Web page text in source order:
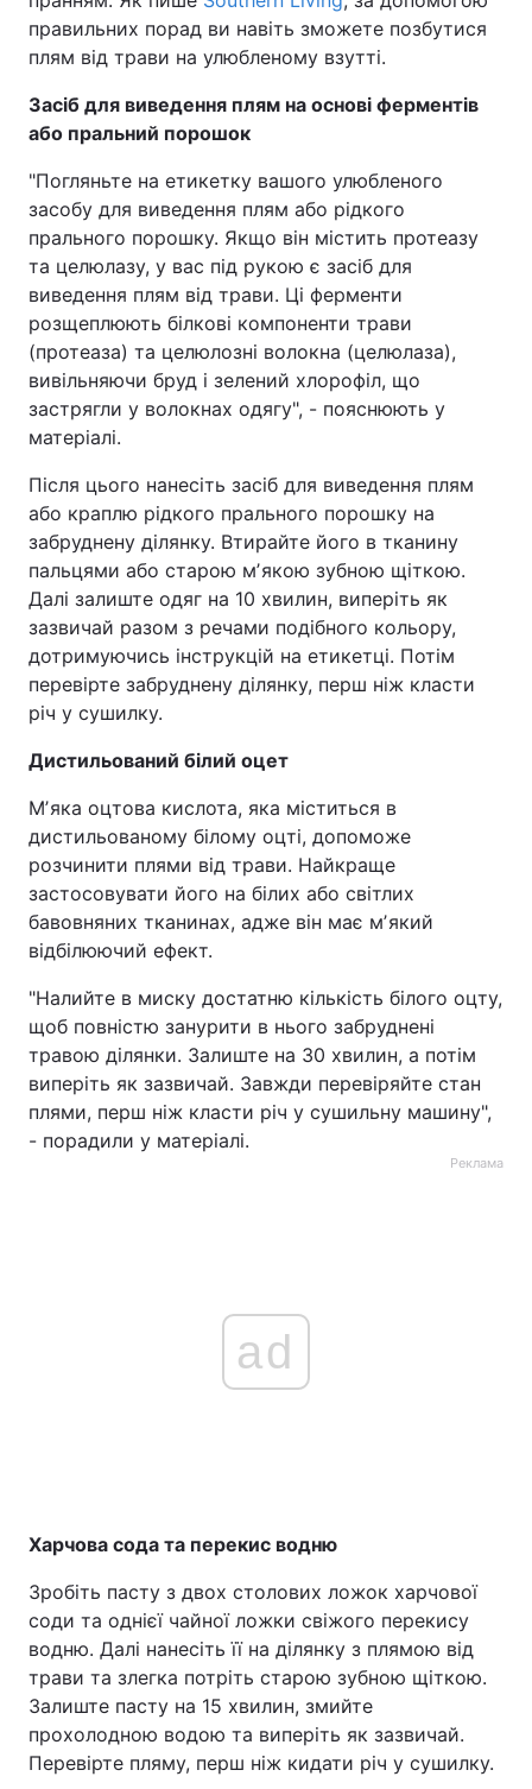
правильних порад ви навіть зможете позбутися
плям від трави на улюбленому взутті.
Засіб для виведення плям на основі ферментів
або пральний порошок
"Погляньте на етикетку вашого улюбленого
засобу для виведення плям або рідкого
прального порошку. Якщо він містить протеазу
та целюлазу, у вас під рукою є засіб для
виведення плям від трави. Ці ферменти
розщеплюють білкові компоненти трави
(протеаза) та целюлозні волокна (целюлаза),
вивільняючи бруд і зелений хлорофіл, що
застрягли у волокнах одягу", - пояснюють у
матеріалі.
Після цього нанесіть засіб для виведення плям
або краплю рідкого прального порошку на
забруднену ділянку. Втирайте його в тканину
пальцями або старою мʼякою зубною щіткою.
Далі залиште одяг на 10 хвилин, виперіть як
зазвичай разом з речами подібного кольору,
дотримуючись інструкцій на етикетці. Потім
перевірте забруднену ділянку, перш ніж класти
річ у сушилку.
Дистильований білий оцет
Мʼяка оцтова кислота, яка міститься в
дистильованому білому оцті, допоможе
розчинити плями від трави. Найкраще
застосовувати його на білих або світлих
бавовняних тканинах, адже він має мʼякий
відбілюючий ефект.
"Налийте в миску достатню кількість білого оцту,
щоб повністю занурити в нього забруднені
травою ділянки. Залиште на 30 хвилин, а потім
виперіть як зазвичай. Завжди перевіряйте стан
плями, перш ніж класти річ у сушильну машину",
- порадили у матеріалі.
Реклама
ad
Харчова сода та перекис водню
Зробіть пасту з двох столових ложок харчової
соди та однієї чайної ложки свіжого перекису
водню. Далі нанесіть її на ділянку з плямою від
трави та злегка потріть старою зубною щіткою.
Залиште пасту на 15 хвилин, змийте
прохолодною водою та виперіть як зазвичай.
Перевірте пляму, перш ніж кидати річ у сушилку.